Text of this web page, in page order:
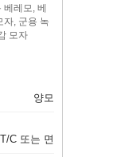
레모, 베
자, 군용 녹
모자
양모
T/C 또는 면